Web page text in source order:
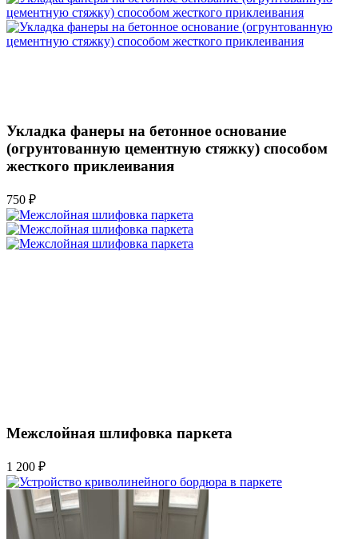
Укладка фанеры на бетонное основание
(огрунтованную цементную стяжку) способом
жесткого приклеивания
750 ₽
Межслойная шлифовка паркета
1 200 ₽